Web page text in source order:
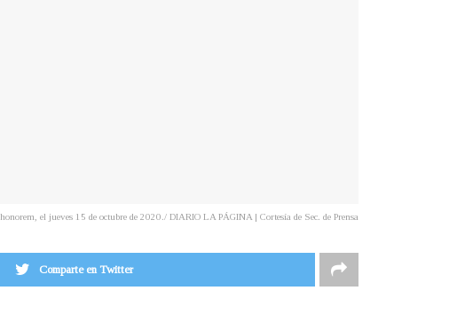
el jueves 15 de octubre de 2020./ DIARIO LA PÁGINA | Cortesía de Sec. de Prensa
Comparte en Twitter